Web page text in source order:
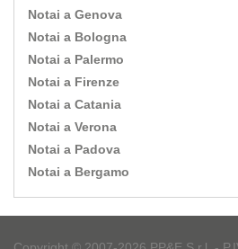
Notai a Genova
Notai a Bologna
Notai a Palermo
Notai a Firenze
Notai a Catania
Notai a Verona
Notai a Padova
Notai a Bergamo